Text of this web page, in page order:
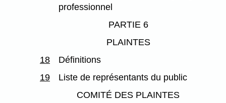
professionnel
PARTIE 6
PLAINTES
18
Définitions
19
Liste de représentants du public
COMITÉ DES PLAINTES